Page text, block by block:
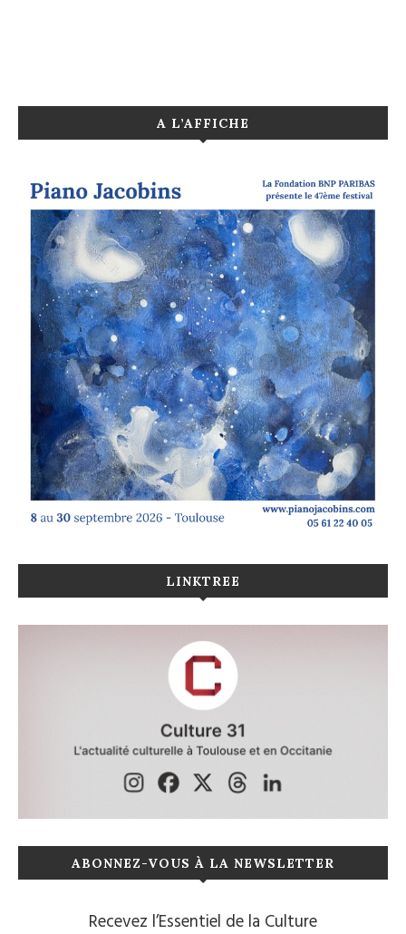
A L’AFFICHE
LINKTREE
ABONNEZ-VOUS À LA NEWSLETTER
Recevez l’Essentiel de la Culture